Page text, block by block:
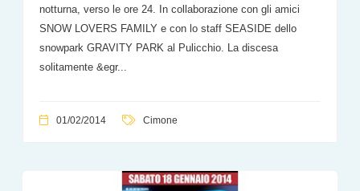
notturna, verso le ore 24. In collaborazione con gli amici
SNOW LOVERS FAMILY e con lo staff SEASIDE dello
snowpark GRAVITY PARK al Pulicchio. La discesa
solitamente &egr...
01/02/2014 Cimone